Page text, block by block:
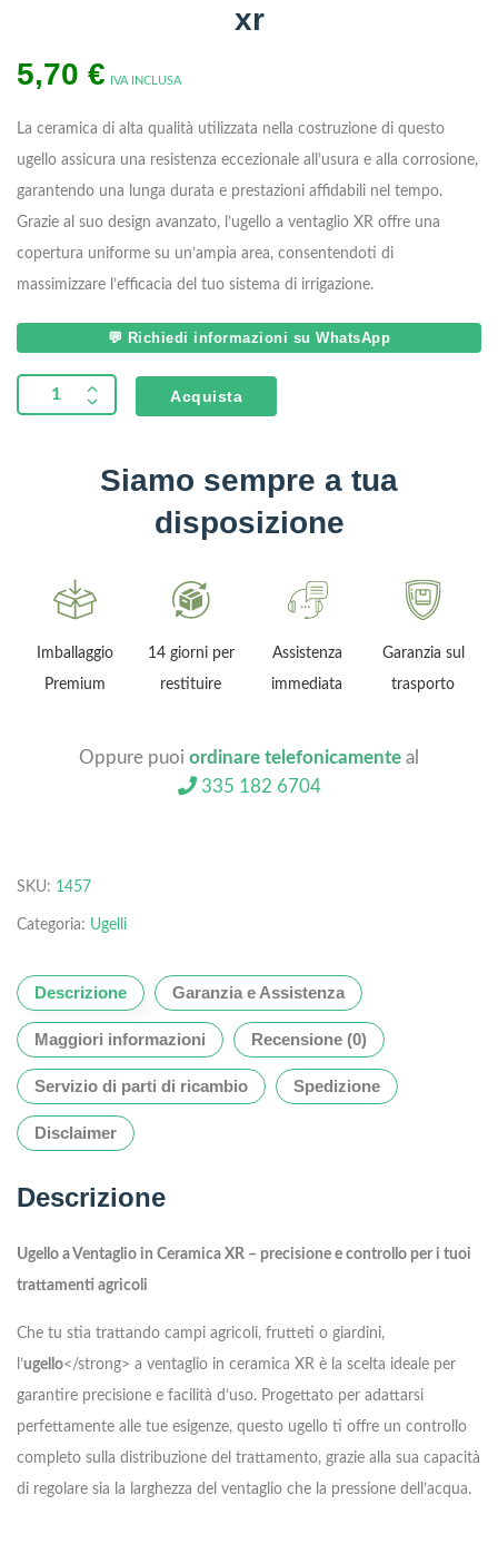
xr
5,70 € IVA INCLUSA
La ceramica di alta qualità utilizzata nella costruzione di questo
ugello assicura una resistenza eccezionale all’usura e alla corrosione,
garantendo una lunga durata e prestazioni affidabili nel tempo.
Grazie al suo design avanzato, l’ugello a ventaglio XR offre una
copertura uniforme su un’ampia area, consentendoti di
massimizzare l’efficacia del tuo sistema di irrigazione.
💬 Richiedi informazioni su WhatsApp
Acquista
Siamo sempre a tua
disposizione
Imballaggio
Premium
14 giorni per
restituire
Assistenza
immediata
Garanzia sul
trasporto
Oppure puoi ordinare telefonicamente al
335 182 6704
SKU: 1457
Categoria: Ugelli
Descrizione Garanzia e Assistenza
Maggiori informazioni Recensione (0)
Servizio di parti di ricambio Spedizione
Disclaimer
Descrizione
Ugello a Ventaglio in Ceramica XR – precisione e controllo per i tuoi
trattamenti agricoli
Che tu stia trattando campi agricoli, frutteti o giardini,
l’ugello</strong> a ventaglio in ceramica XR è la scelta ideale per
garantire precisione e facilità d’uso. Progettato per adattarsi
perfettamente alle tue esigenze, questo ugello ti offre un controllo
completo sulla distribuzione del trattamento, grazie alla sua capacità
di regolare sia la larghezza del ventaglio che la pressione dell’acqua.